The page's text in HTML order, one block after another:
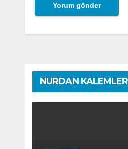
NURDAN KALEMLER